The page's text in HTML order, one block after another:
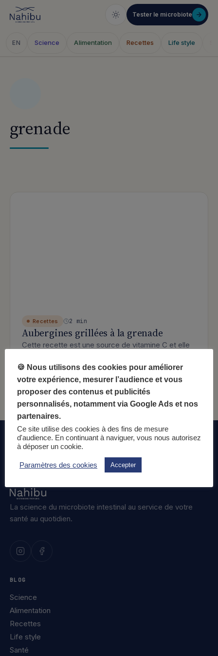
Tester le microbiote
EN Science Alimentation Recettes Life style
grenade
Recettes 2 min
Aubergines grillées à la grenade
Cette recette est une source de vitamine C et elle
inflammatoire et un…
Lire l’article: Aubergines grillées à la grenade
La science du microbiote intestinal au service de votre
santé au quotidien.
BLOG
Science
Alimentation
Recettes
Life style
Santé
🍪 Nous utilisons des cookies pour améliorer
votre expérience, mesurer l’audience et vous
proposer des contenus et publicités
personnalisés, notamment via Google Ads et nos
partenaires.
Ce site utilise des cookies à des fins de mesure
d'audience. En continuant à naviguer, vous nous autorisez
à déposer un cookie.
Paramètres des cookies Accepter